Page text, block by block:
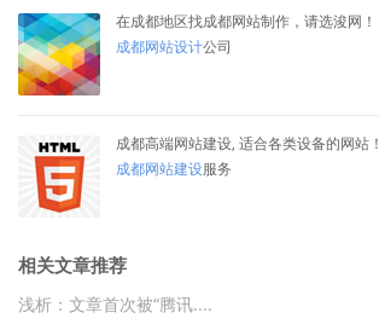
在成都地区找成都网站制作，请选浚网！
成都网站设计公司
成都高端网站建设, 适合各类设备的网站！
成都网站建设服务
相关文章推荐
浅析：文章首次被“腾讯....